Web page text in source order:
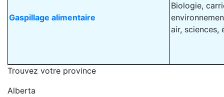
Gaspillage alimentaire
Biologie,
air, sciences,
Trouvez votre province
Alberta